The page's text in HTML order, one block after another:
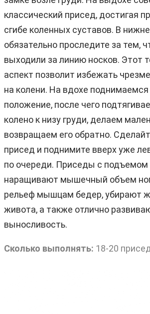
классический присед, достигая
сгибе коленных суставов. В
обязательно проследите за тем,
выходили за линию носков. Этот
аспект позволит избежать
на колени. На вдохе поднимаемся
положение, после чего
колено к низу груди, делаем
возвращаем его обратно.
присед и поднимите вверх уже
по очереди. Приседы с подъемом
наращивают мышечный объем
рельеф мышцам бедер, убирают
живота, а также отлично
выносливость.
Сколько выполнять: 18-20